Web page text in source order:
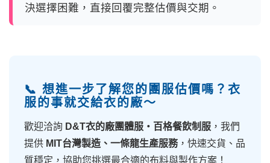
決選擇困難，直接回覆完整估價與交期。
📞 想進一步了解您的團服估價嗎？衣
服的事就交給衣的廠～
歡迎洽詢 D&T衣的廠團體服・百格餐飲制服 ，我們
提供 MIT台灣製造、一條龍生產服務，快速交貨、品
質穩定，協助您挑選最合適的布料與製作方案！